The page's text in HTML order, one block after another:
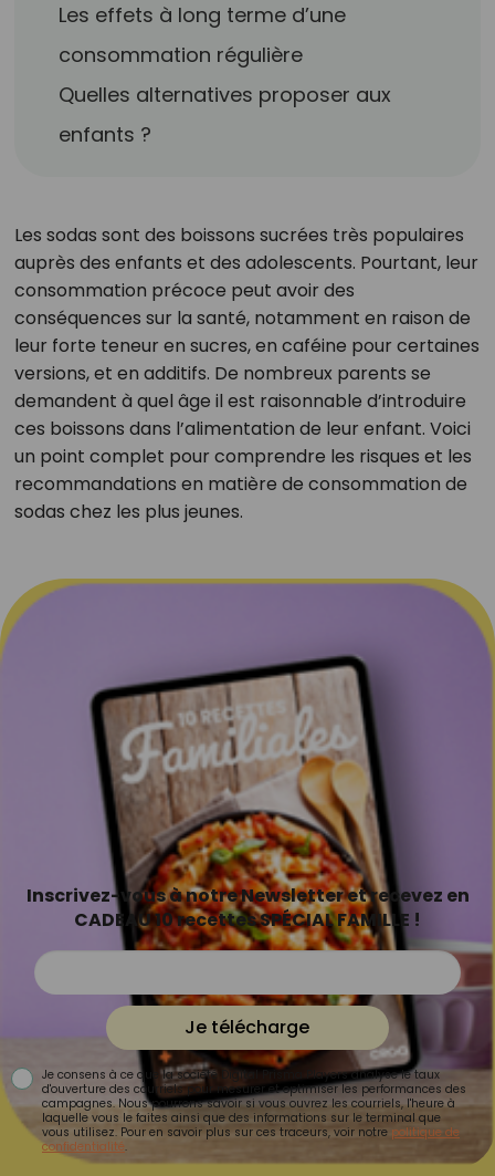
Les effets à long terme d’une
consommation régulière
Quelles alternatives proposer aux
enfants ?
Les sodas sont des boissons sucrées très populaires
auprès des enfants et des adolescents. Pourtant, leur
consommation précoce peut avoir des
conséquences sur la santé, notamment en raison de
leur forte teneur en sucres, en caféine pour certaines
versions, et en additifs. De nombreux parents se
demandent à quel âge il est raisonnable d’introduire
ces boissons dans l’alimentation de leur enfant. Voici
un point complet pour comprendre les risques et les
recommandations en matière de consommation de
sodas chez les plus jeunes.
Inscrivez-vous à notre Newsletter et recevez en
CADEAU 10 recettes SPÉCIAL FAMILLE !
Je télécharge
Je consens à ce que la société Digital Prisma Players analyse le taux
d'ouverture des courriels pour mesurer et optimiser les performances des
campagnes. Nous pourrons savoir si vous ouvrez les courriels, l'heure à
laquelle vous le faites ainsi que des informations sur le terminal que
vous utilisez. Pour en savoir plus sur ces traceurs, voir notre politique de
confidentialité.